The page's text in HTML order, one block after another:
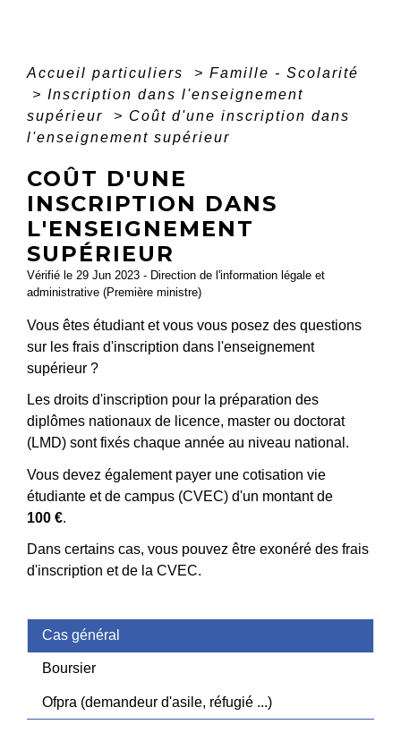
Accueil particuliers > Famille - Scolarité
> Inscription dans l'enseignement
supérieur
> Coût d'une inscription dans
l'enseignement supérieur
COÛT D'UNE
INSCRIPTION DANS
L'ENSEIGNEMENT
SUPÉRIEUR
Vérifié le 29 Jun 2023 - Direction de l'information légale et
administrative (Première ministre)
Vous êtes étudiant et vous vous posez des questions
sur les frais d'inscription dans l'enseignement
supérieur ?
Les droits d'inscription pour la préparation des
diplômes nationaux de licence, master ou doctorat
(LMD) sont fixés chaque année au niveau national.
Vous devez également payer une cotisation vie
étudiante et de campus (CVEC) d'un montant de
100 €.
Dans certains cas, vous pouvez être exonéré des frais
d'inscription et de la CVEC.
Cas général
Boursier
Ofpra (demandeur d'asile, réfugié ...)